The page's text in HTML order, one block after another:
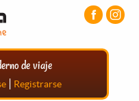
de viaje
| Registrarse